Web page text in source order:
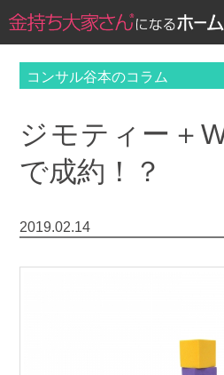
コンサル谷本のコラム
ジモティー＋
で成約！？
2019.02.14